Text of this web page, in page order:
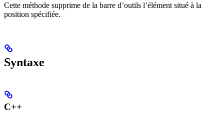
Cette méthode supprime de la barre d’outils l’élément situé à la
position spécifiée.
Syntaxe
C++